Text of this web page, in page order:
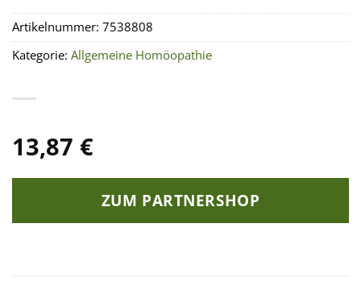
13,87 €
ZUM PARTNERSHOP
Artikelnummer: 7538808
Kategorie: Allgemeine Homöopathie